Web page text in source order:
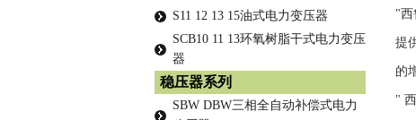
"西
提
的
"
S11 12 13 15油式电力变压器
SCB10 11 13环氧树脂干式电力变压
器
稳压器系列
SBW DBW三相全自动补偿式电力